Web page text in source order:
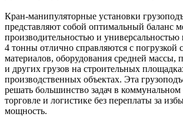
Кран-манипуляторные установки
представляют собой оптимальный баланс
производительностью и
4 тонны отлично справляются с погрузкой
материалов, оборудования средней массы,
и других грузов на строительных
производственных объектах. Эта
решать большинство задач в коммунальном
торговле и логистике без переплаты за
мощность.